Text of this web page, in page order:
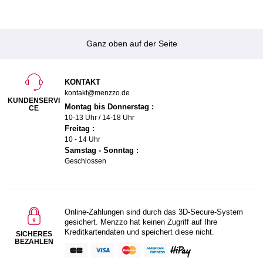
Ganz oben auf der Seite
KUNDENSERVI
CE
KONTAKT
kontakt@menzzo.de
Montag bis Donnerstag :
10-13 Uhr / 14-18 Uhr
Freitag :
10 - 14 Uhr
Samstag - Sonntag :
Geschlossen
SICHERES
BEZAHLEN
Online-Zahlungen sind durch das 3D-Secure-System
gesichert. Menzzo hat keinen Zugriff auf Ihre
Kreditkartendaten und speichert diese nicht.